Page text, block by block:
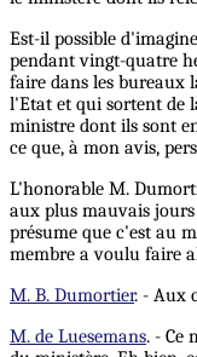
Est-il possible
pendant vingt-quatre
faire dans les bureaux
l'Etat et qui sortent de
ministre dont ils sont
ce que, à mon avis,
L'honorable M.
aux plus mauvais
présume que c'est au
membre a voulu faire
M. B. Dumortier. - Aux
M. de Luesemans. - Ce